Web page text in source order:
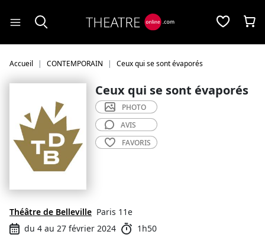
Accueil CONTEMPORAIN Ceux qui se sont évaporés
Ceux qui se sont évaporés
Théâtre de Belleville Paris 11e
du 4 au 27 février 2024
1h50
PHOTO
AVIS
FAVORIS